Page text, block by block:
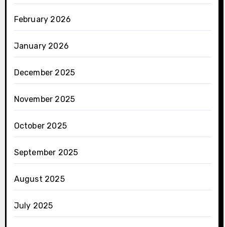
February 2026
January 2026
December 2025
November 2025
October 2025
September 2025
August 2025
July 2025